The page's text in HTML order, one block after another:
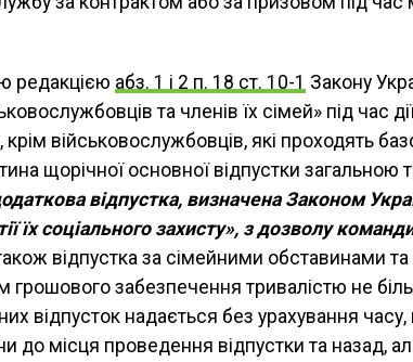
редакцією абз. 1 і 2 п. 18 ст. 10-1 Закону
та членів їх сімей» під час
військовослужбовців, які проходять
щорічної основної відпустки загальною
відпустка, визначена Законом
їх соціального захисту», з дозволу
відпустка за сімейними обставинами
грошового забезпечення тривалістю не
відпусток надається без урахування
до місця проведення відпустки та назад,